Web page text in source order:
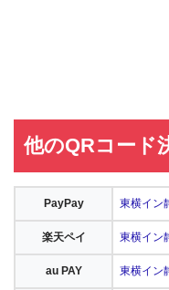
他のQRコード
PayPay 東横イン
楽天ペイ 東横イン
au PAY 東横イン